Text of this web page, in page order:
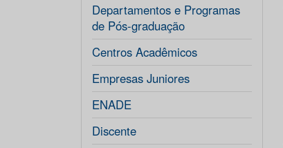
Departamentos e Programas
de Pós-graduação
Centros Acadêmicos
Empresas Juniores
ENADE
Discente